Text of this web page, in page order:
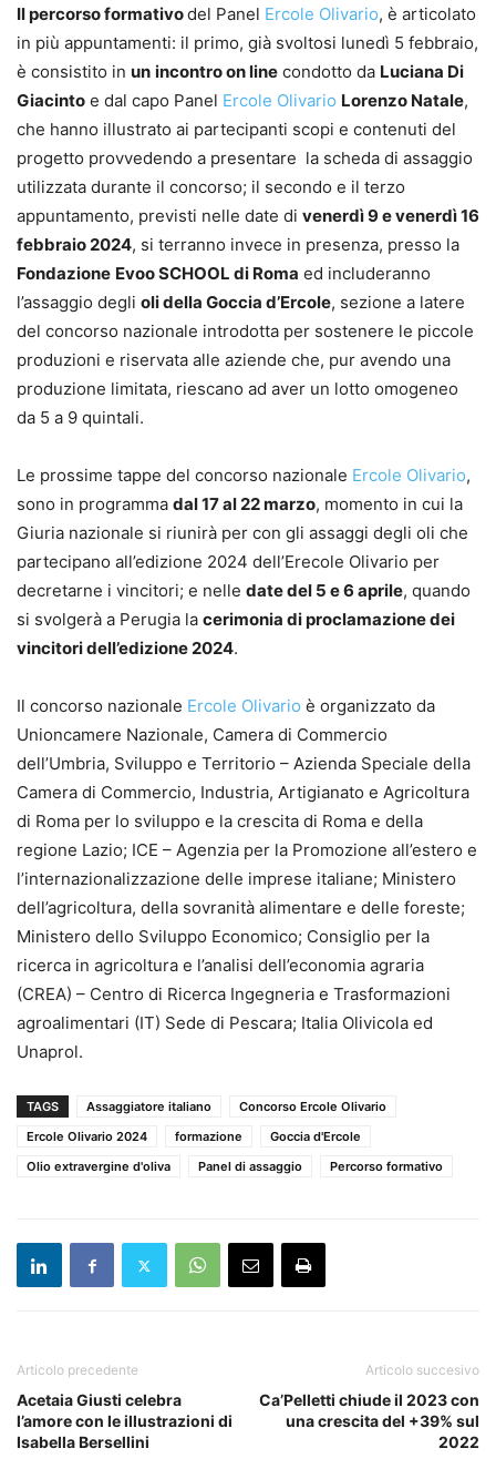
Il percorso formativodel Panel Ercole Olivario, è articolato
in più appuntamenti: il primo, già svoltosi lunedì 5 febbraio,
è consistito in un incontro on line condotto da Luciana Di
Giacinto e dal capo Panel Ercole Olivario Lorenzo Natale,
che hanno illustrato ai partecipanti scopi e contenuti del
progetto provvedendo a presentare la scheda di assaggio
utilizzata durante il concorso; il secondo e il terzo
appuntamento, previsti nelle date di venerdì 9 e venerdì 16
febbraio 2024, si terranno invece in presenza, presso la
Fondazione Evoo SCHOOL di Roma ed includeranno
l’assaggio degli oli della Goccia d’Ercole, sezione a latere
del concorso nazionale introdotta per sostenere le piccole
produzioni e riservata alle aziende che, pur avendo una
produzione limitata, riescano ad aver un lotto omogeneo
da 5 a 9 quintali.
Le prossime tappe del concorso nazionale Ercole Olivario,
sono in programma dal 17 al 22 marzo, momento in cui la
Giuria nazionale si riunirà per con gli assaggi degli oli che
partecipano all’edizione 2024 dell’Erecole Olivario per
decretarne i vincitori; e nelle date del 5 e 6 aprile, quando
si svolgerà a Perugia la cerimonia di proclamazione dei
vincitori dell’edizione 2024.
Il concorso nazionale Ercole Olivario è organizzato da
Unioncamere Nazionale, Camera di Commercio
dell’Umbria, Sviluppo e Territorio – Azienda Speciale della
Camera di Commercio, Industria, Artigianato e Agricoltura
di Roma per lo sviluppo e la crescita di Roma e della
regione Lazio; ICE – Agenzia per la Promozione all’estero e
l’internazionalizzazione delle imprese italiane; Ministero
dell’agricoltura, della sovranità alimentare e delle foreste;
Ministero dello Sviluppo Economico; Consiglio per la
ricerca in agricoltura e l’analisi dell’economia agraria
(CREA) – Centro di Ricerca Ingegneria e Trasformazioni
agroalimentari (IT) Sede di Pescara; Italia Olivicola ed
Unaprol.
TAGS Assaggiatore italiano
Concorso Ercole Olivario
Ercole Olivario 2024
formazione
Goccia d'Ercole
Olio extravergine d'oliva
Panel di assaggio Percorso formativo
Articolo precedente
Acetaia Giusti celebra
l’amore con le illustrazioni di
Isabella Bersellini
Articolo succesivo
Ca’Pelletti chiude il 2023 con
una crescita del +39% sul
2022